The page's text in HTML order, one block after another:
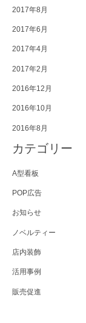
2017年8月
2017年6月
2017年4月
2017年2月
2016年12月
2016年10月
2016年8月
カテゴリー
A型看板
POP広告
お知らせ
ノベルティー
店内装飾
活用事例
販売促進